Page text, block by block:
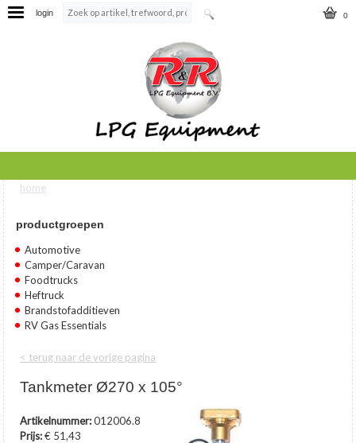
0
login
U bent hier
home
productgroepen
Automotive
Camper/Caravan
Foodtrucks
Heftruck
Brandstofadditieven
RV Gas Essentials
< terug naar de vorige pagina
Tankmeter Ø270 x 105°
Artikelnummer:012006.8
Prijs: € 51,43